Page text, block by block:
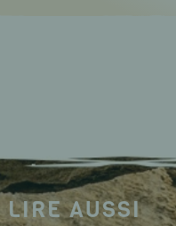
LIRE AUSSI